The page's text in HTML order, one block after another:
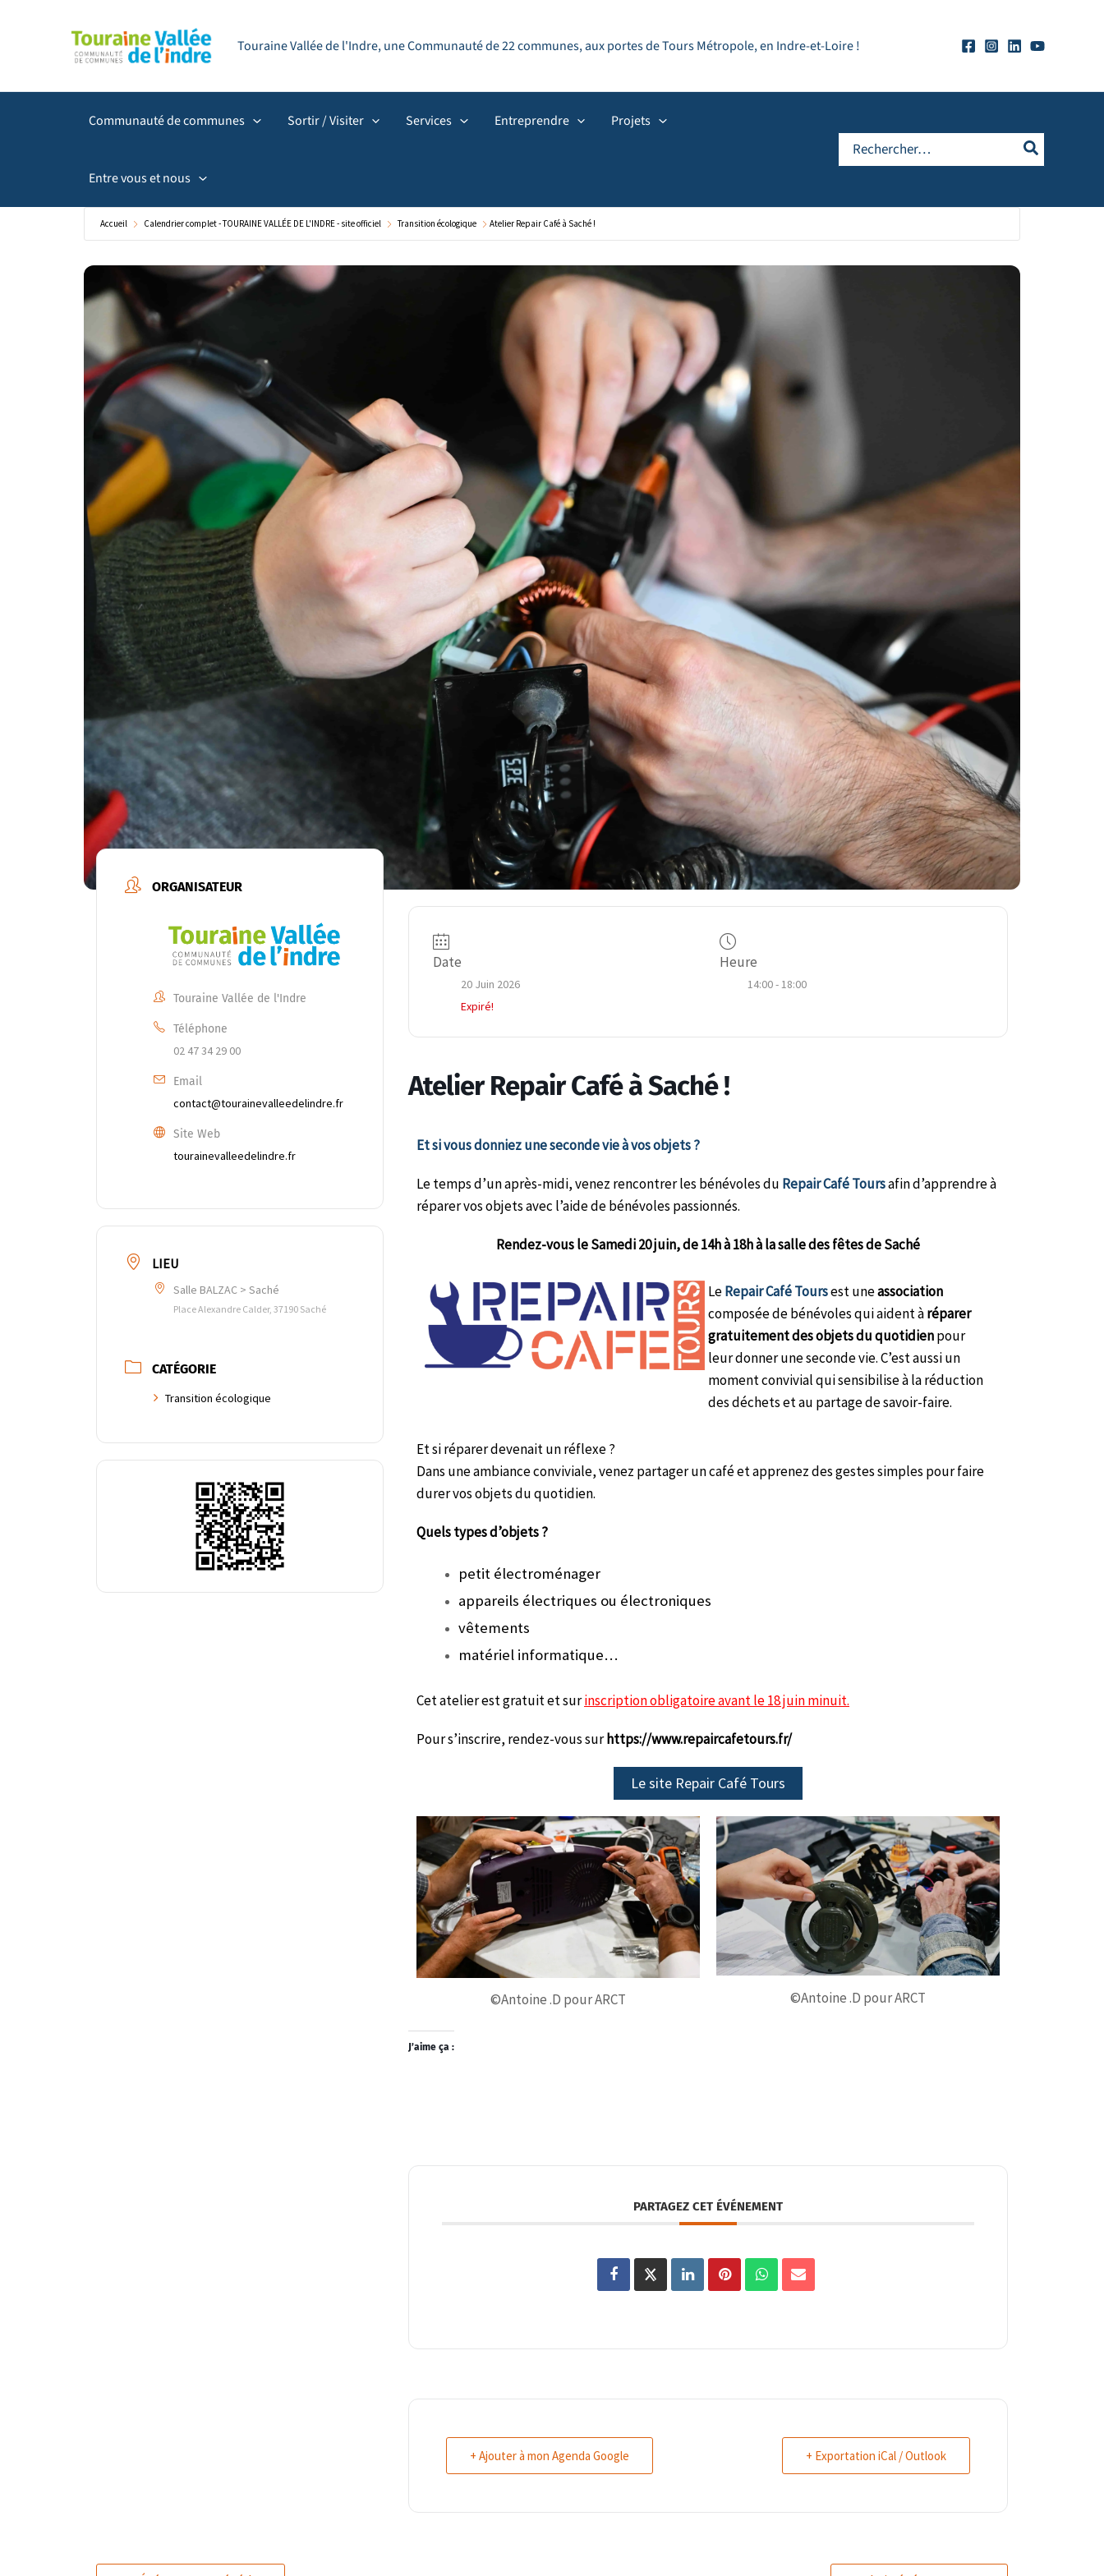
Touraine Vallée de l'Indre, une Communauté de 22 communes, aux portes de Tours Métropole, en Indre-et-Loire !
Communauté de communes Sortir / Visiter Services Entreprendre Projets
Entre vous et nous
Rechercher:
Accueil Calendrier complet - TOURAINE VALLÉE DE L'INDRE - site officiel Transition écologique Atelier Repair Café à Saché !
ORGANISATEUR
Touraine Vallée de l'Indre
Téléphone
02 47 34 29 00
Email
contact@tourainevalleedelindre.fr
Site Web
tourainevalleedelindre.fr
LIEU
Salle BALZAC > Saché
Place Alexandre Calder, 37190 Saché
CATÉGORIE
Transition écologique
Date
20 Juin 2026
Expiré!
Heure
14:00 - 18:00
Atelier Repair Café à Saché !
Et si vous donniez une seconde vie à vos objets ?
Le temps d’un après-midi, venez rencontrer les bénévoles du Repair Café Toursafin d’apprendre à
réparer vos objets avec l’aide de bénévoles passionnés.
Rendez-vous le Samedi 20 juin, de 14h à 18h à la salle des fêtes de Saché
LeRepair Café Toursest uneassociation
composée de bénévoles qui aident àréparer
gratuitement des objets du quotidienpour
leur donner une seconde vie. C’est aussi un
moment convivial qui sensibilise à la réduction
des déchets et au partage de savoir-faire.
Et si réparer devenait un réflexe ?
Dans une ambiance conviviale, venez partager un café et apprenez des gestes simples pour faire
durer vos objets du quotidien.
Quels types d’objets ?
petit électroménager
appareils électriques ou électroniques
vêtements
matériel informatique…
Cet atelier est gratuit et surinscription obligatoire avant le 18 juin minuit.
Pour s’inscrire, rendez-vous surhttps://www.repaircafetours.fr/
Le site Repair Café Tours
©Antoine .D pour ARCT ©Antoine .D pour ARCT
J’aime ça :
PARTAGEZ CET ÉVÉNEMENT
+ Ajouter à mon Agenda Google + Exportation iCal / Outlook